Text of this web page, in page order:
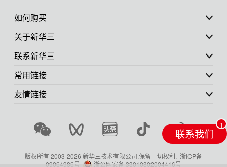
如何购买
关于新华三
联系新华三
常用链接
友情链接
版权所有 2003-2026 新华三技术有限公司.保留一切权利. 浙ICP备
09064986号
浙公网安备 33010802004416号
联系我们